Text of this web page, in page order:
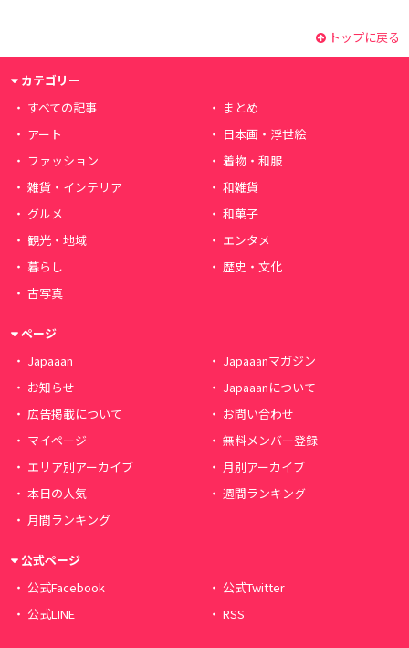
トップに戻る
カテゴリー
すべての記事
まとめ
アート
日本画・浮世絵
ファッション
着物・和服
雑貨・インテリア
和雑貨
グルメ
和菓子
観光・地域
エンタメ
暮らし
歴史・文化
古写真
ページ
Japaaan
Japaaanマガジン
お知らせ
Japaaanについて
広告掲載について
お問い合わせ
マイページ
無料メンバー登録
エリア別アーカイブ
月別アーカイブ
本日の人気
週間ランキング
月間ランキング
公式ページ
公式Facebook
公式Twitter
公式LINE
RSS